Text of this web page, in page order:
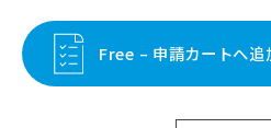
Free – 申請カートへ追